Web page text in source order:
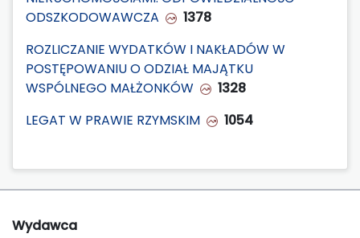
ODSZKODOWAWCZA
1378
ROZLICZANIE WYDATKÓW I NAKŁADÓW W
POSTĘPOWANIU O ODZIAŁ MAJĄTKU
WSPÓLNEGO MAŁŻONKÓW
1328
LEGAT W PRAWIE RZYMSKIM
1054
Wydawca